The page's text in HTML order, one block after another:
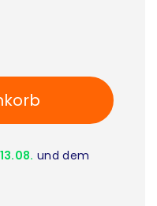
13.08. und dem